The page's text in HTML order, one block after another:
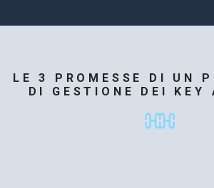
LE 3 PROMESSE DI UN
DI GESTIONE DEI KEY